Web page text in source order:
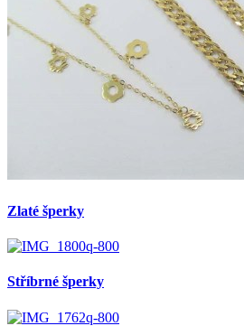
Zlaté šperky
Stříbrné šperky